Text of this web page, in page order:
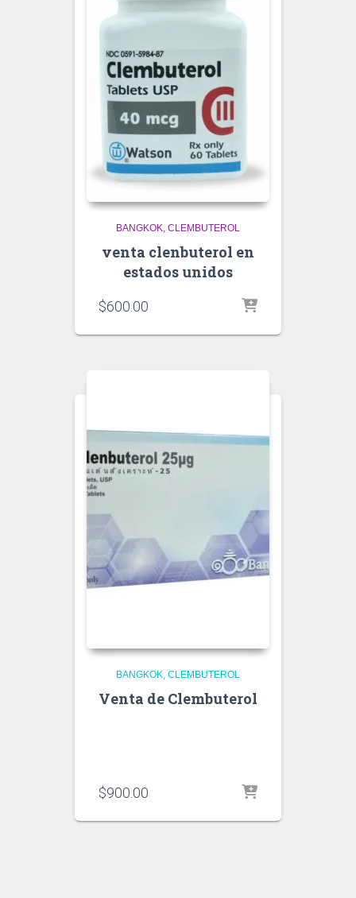
BANGKOK CLEMBUTEROL
venta clenbuterol en
estados unidos
$600.00
BANGKOK CLEMBUTEROL
Venta de Clembuterol
$900.00